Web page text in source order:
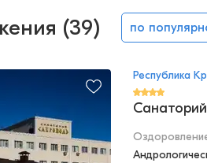
(39) по
Республика